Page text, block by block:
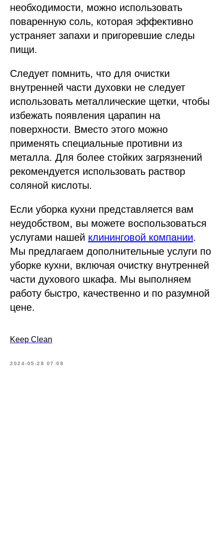
необходимости, можно использовать
поваренную соль, которая эффективно
устраняет запахи и пригоревшие следы
пищи.
Следует помнить, что для очистки
внутренней части духовки не следует
использовать металлические щетки, чтобы
избежать появления царапин на
поверхности. Вместо этого можно
применять специальные противни из
металла. Для более стойких загрязнений
рекомендуется использовать раствор
соляной кислоты.
Если уборка кухни представляется вам
неудобством, вы можете воспользоваться
услугами нашей клининговой компании.
Мы предлагаем дополнительные услуги по
уборке кухни, включая очистку внутренней
части духового шкафа. Мы выполняем
работу быстро, качественно и по разумной
цене.
Keep Clean
2024-05-28 07:08